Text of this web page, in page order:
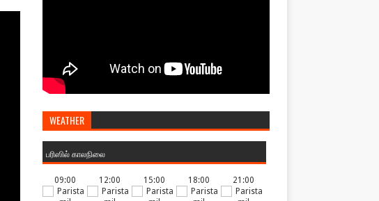
WEATHER
பரிஸில் காலநிலை
09:00 12:00 15:00 18:00 21:00